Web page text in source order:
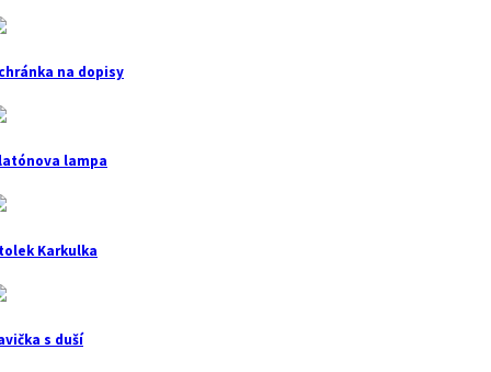
na dopisy
lampa
Karkulka
s duší